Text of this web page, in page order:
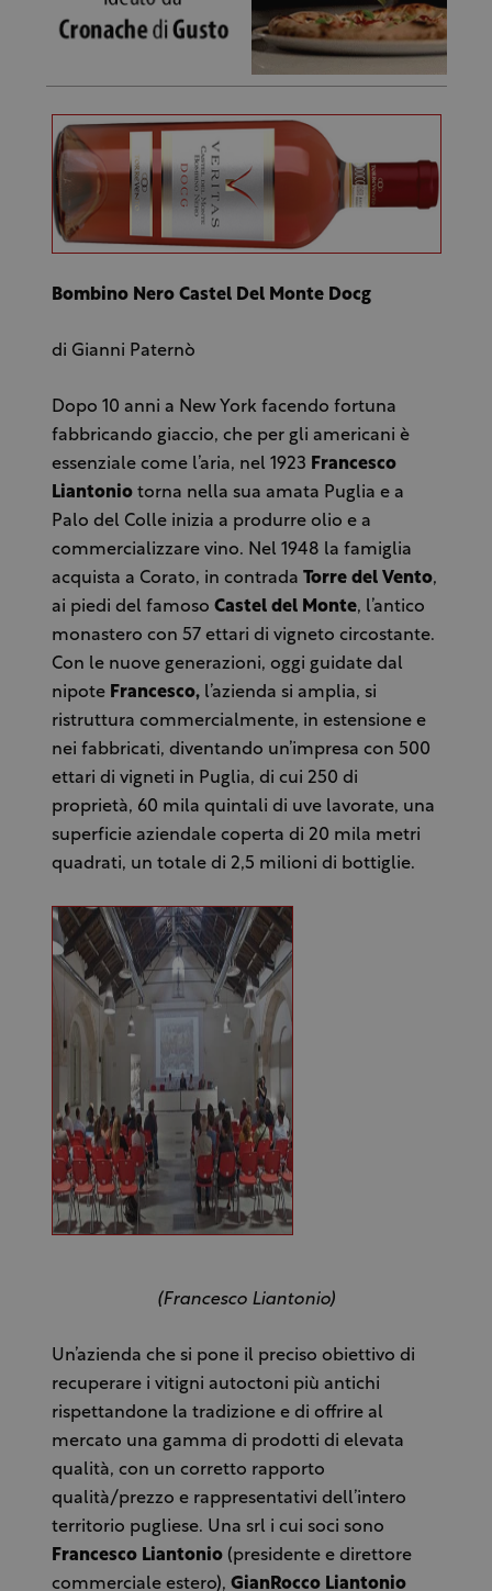
Bombino Nero Castel Del Monte Docg
di Gianni Paternò
Dopo 10 anni a New York facendo fortuna
fabbricando giaccio, che per gli americani è
essenziale come l’aria, nel 1923 Francesco
Liantoniotorna nella sua amata Puglia e a
Palo del Colle inizia a produrre olio e a
commercializzare vino. Nel 1948 la famiglia
acquista a Corato, in contrada Torre del Vento,
ai piedi del famoso Castel del Monte, l’antico
monastero con 57 ettari di vigneto circostante.
Con le nuove generazioni, oggi guidate dal
nipote Francesco,l’azienda si amplia, si
ristruttura commercialmente, in estensione e
nei fabbricati, diventando un’impresa con 500
ettari di vigneti in Puglia, di cui 250 di
proprietà, 60 mila quintali di uve lavorate, una
superficie aziendale coperta di 20 mila metri
quadrati, un totale di 2,5 milioni di bottiglie.
(Francesco Liantonio)
Un’azienda che si pone il preciso obiettivo di
recuperare i vitigni autoctoni più antichi
rispettandone la tradizione e di offrire al
mercato una gamma di prodotti di elevata
qualità, con un corretto rapporto
qualità/prezzo e rappresentativi dell’intero
territorio pugliese. Una srl i cui soci sono
Francesco Liantonio(presidente e direttore
commerciale estero), GianRocco Liantonio